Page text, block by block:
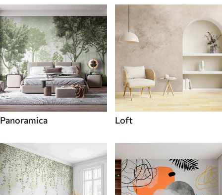
Panoramica Loft